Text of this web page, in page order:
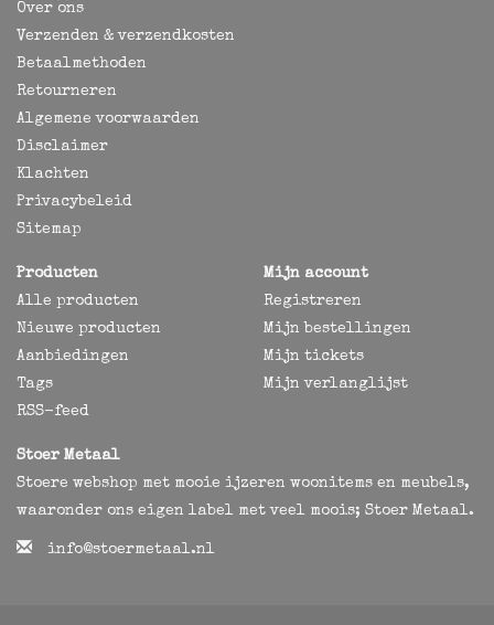
Over ons
Verzenden & verzendkosten
Betaalmethoden
Retourneren
Algemene voorwaarden
Disclaimer
Klachten
Privacybeleid
Sitemap
Producten
Alle producten
Nieuwe producten
Aanbiedingen
Tags
RSS-feed
Mijn account
Registreren
Mijn bestellingen
Mijn tickets
Mijn verlanglijst
Stoer Metaal
Stoere webshop met mooie ijzeren woonitems en meubels,
waaronder ons eigen label met veel moois; Stoer Metaal.
info@stoermetaal.nl